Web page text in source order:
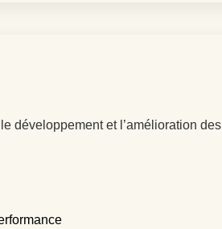
développement et l’amélioration